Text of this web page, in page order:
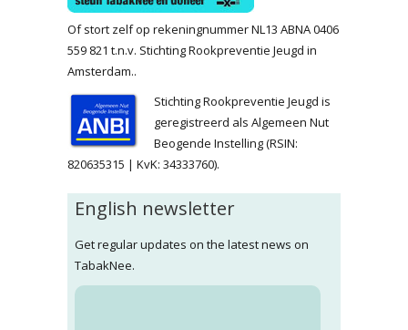
Of stort zelf op rekeningnummer NL13 ABNA 0406
559 821 t.n.v. Stichting Rookpreventie Jeugd in
Amsterdam..
Stichting Rookpreventie Jeugd is
geregistreerd als Algemeen Nut
Beogende Instelling (RSIN:
820635315 | KvK: 34333760).
English newsletter
Get regular updates on the latest news on
TabakNee.